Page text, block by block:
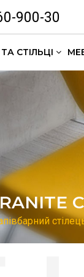
900-30
СТІЛЬЦІ